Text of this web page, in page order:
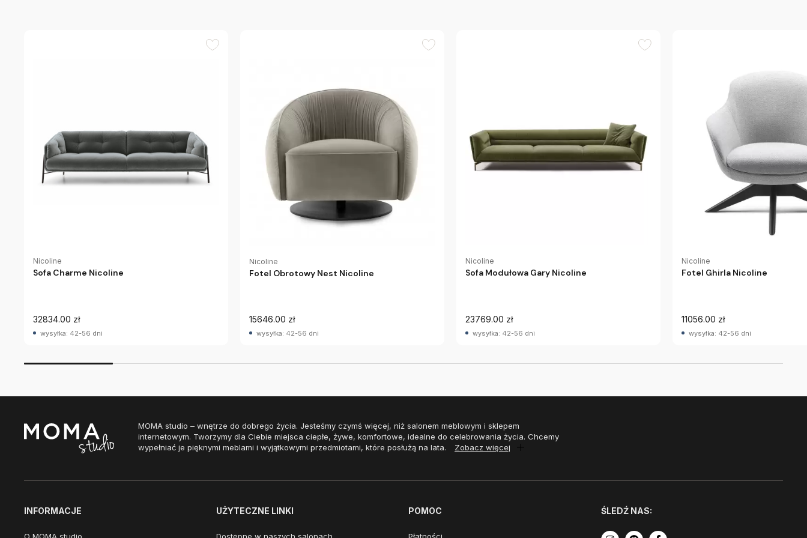
Nicoline
Sofa Charme Nicoline
32834.00 zł
wysyłka: 42-56 dni
Nicoline
Fotel Obrotowy Nest Nicoline
15646.00 zł
wysyłka: 42-56 dni
Nicoline
Sofa Modułowa Gary Nicoline
23769.00 zł
wysyłka: 42-56 dni
Nicoline
Fotel Ghirla Nicoline
11056.00 zł
wysyłka: 42-56 dni
MOMA studio – wnętrze do dobrego życia. Jesteśmy czymś więcej, niż salonem meblowym i sklepem
internetowym. Tworzymy dla Ciebie miejsca ciepłe, żywe, komfortowe, idealne do celebrowania życia. Chcemy
wypełniać je pięknymi meblami i wyjątkowymi przedmiotami, które posłużą na lata.
Zobacz więcej
INFORMACJE UŻYTECZNE LINKI POMOC ŚLEDŹ NAS: